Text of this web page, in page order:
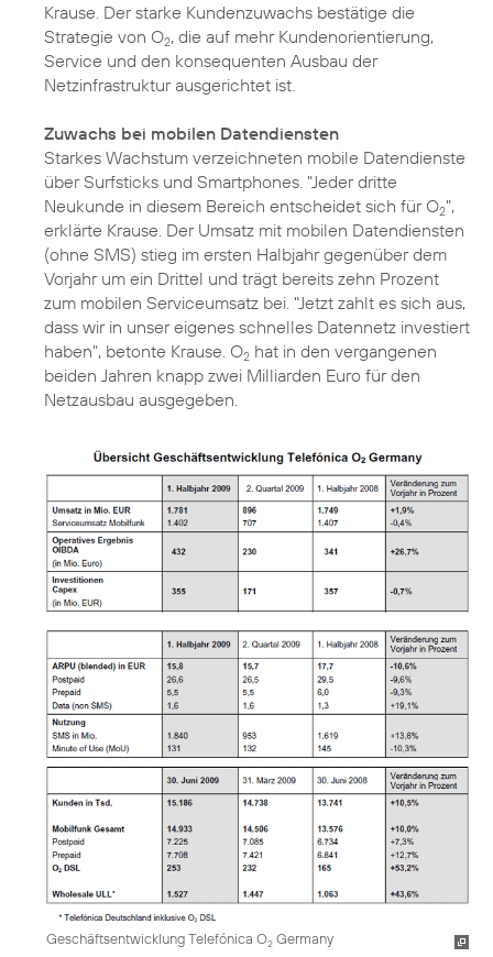
Krause. Der starke Kundenzuwachs bestätige die
Strategie von O2, die auf mehr Kundenorientierung,
Service und den konsequenten Ausbau der
Netzinfrastruktur ausgerichtet ist.
Zuwachs bei mobilen Datendiensten
Starkes Wachstum verzeichneten mobile Datendienste
über Surfsticks und Smartphones. "Jeder dritte
Neukunde in diesem Bereich entscheidet sich für O2",
erklärte Krause. Der Umsatz mit mobilen Datendiensten
(ohne SMS) stieg im ersten Halbjahr gegenüber dem
Vorjahr um ein Drittel und trägt bereits zehn Prozent
zum mobilen Serviceumsatz bei. "Jetzt zahlt es sich aus,
dass wir in unser eigenes schnelles Datennetz investiert
haben", betonte Krause. O2 hat in den vergangenen
beiden Jahren knapp zwei Milliarden Euro für den
Netzausbau ausgegeben.
Geschäftsentwicklung Telefónica O2 Germany